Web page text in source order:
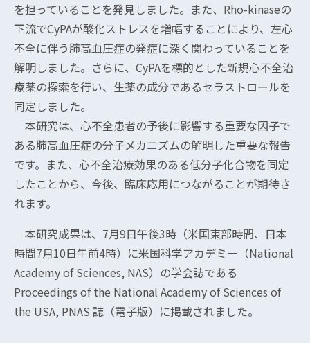
を担っていることを発見しました。また、Rho-kinaseの
下流でCyPAが酸化ストレスを増幅することにより、左心
不全に伴う肺高血圧症の発症に深く関わっていることを
解明しました。さらに、CyPAを標的とした新規心不全治
療薬の探索を行い、生薬の成分であるセラストロールを
同定しました。
本研究は、心不全患者の予後に影響する重要な因子で
ある肺高血圧症の分子メカニズムの解明した重要な報告
です。また、心不全治療効果のある低分子化合物を同定
したことから、今後、臨床応用につながることが期待さ
れます。
本研究成果は、7月9日午後3時（米国東部時間、日本
時間7月10日午前4時）に米国科学アカデミー（National
Academy of Sciences, NAS）の学会誌である
Proceedings of the National Academy of Sciences of
the USA, PNAS 誌（電子版）に掲載されました。